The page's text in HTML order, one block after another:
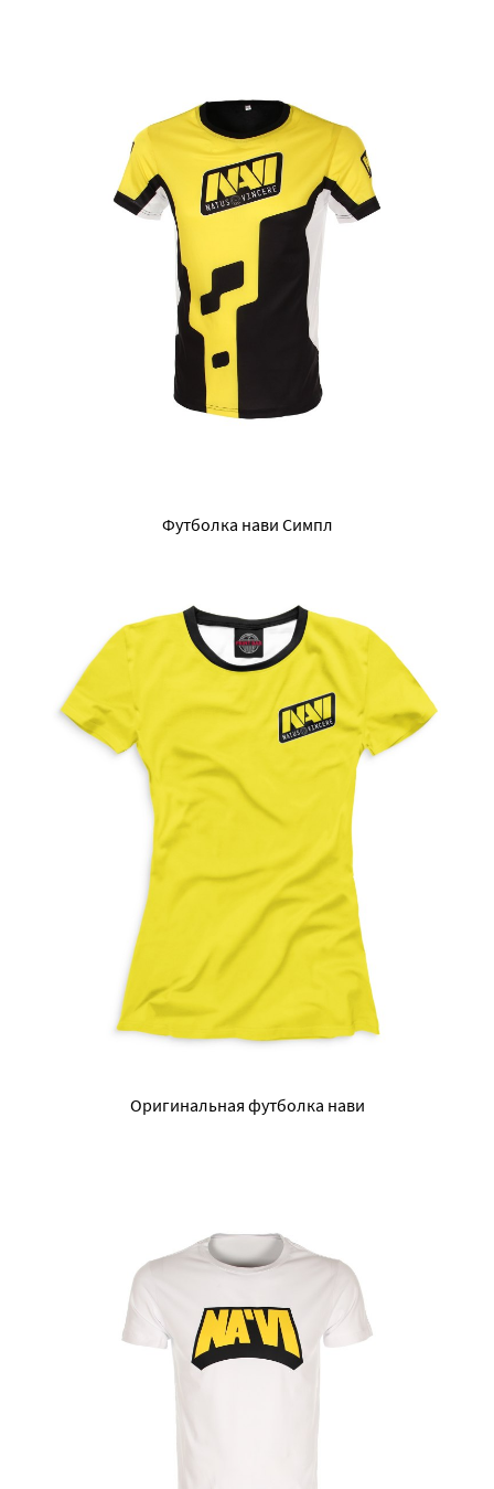
Футболка нави Симпл
Оригинальная футболка нави